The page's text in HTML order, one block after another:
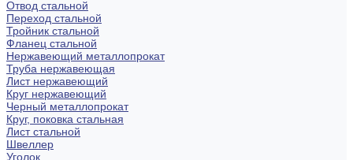
Отвод стальной
Переход стальной
Тройник стальной
Фланец стальной
Нержавеющий металлопрокат
Труба нержавеющая
Лист нержавеющий
Круг нержавеющий
Черный металлопрокат
Круг, поковка стальная
Лист стальной
Швеллер
Уголок